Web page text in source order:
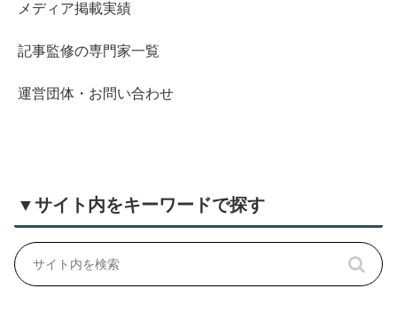
メディア掲載実績
記事監修の専門家一覧
運営団体・お問い合わせ
▼サイト内をキーワードで探す